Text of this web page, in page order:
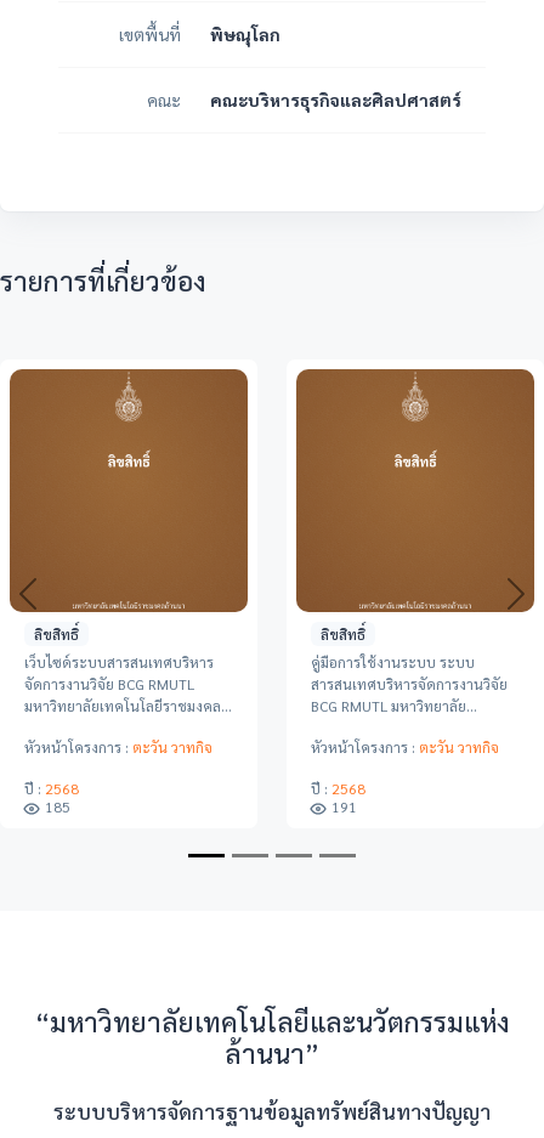
เขตพื้นที่ พิษณุโลก
คณะ คณะบริหารธุรกิจและศิลปศาสตร์
รายการที่เกี่ยวข้อง
ลิขสิทธิ์
เว็บไซด์ระบบสารสนเทศบริหาร
จัดการงานวิจัย BCG RMUTL
มหาวิทยาลัยเทคโนโลยีราชมงคล
หัวหน้าโครงการ : ตะวัน วาทกิจ
ปี : 2568
185
ลิขสิทธิ์
คู่มือการใช้งานระบบ ระบบ
สารสนเทศบริหารจัดการงานวิจัย
BCG RMUTL มหาวิทยาลัย
ผู้ใช้งาน
หัวหน้าโครงการ : ตะวัน วาทกิจ
ปี : 2568
191
Previous
“มหาวิทยาลัยเทคโนโลยีและนวัตกรรมแห่ง
ล้านนา”
ระบบบริหารจัดการฐานข้อมูลทรัพย์สินทางปัญญา